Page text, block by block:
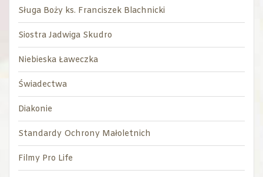
Sługa Boży ks. Franciszek Blachnicki
Siostra Jadwiga Skudro
Niebieska Ławeczka
Świadectwa
Diakonie
Standardy Ochrony Małoletnich
Filmy Pro Life